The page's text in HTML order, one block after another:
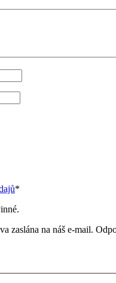
*
zaslána na náš e-mail.